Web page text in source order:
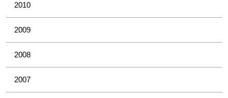
2010
2009
2008
2007